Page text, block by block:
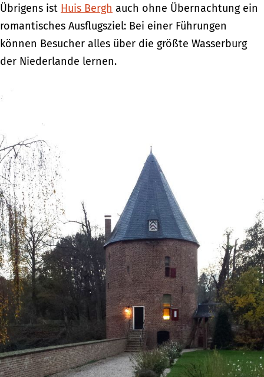
Übrigens ist Huis Bergh auch ohne Übernachtung ein
romantisches Ausflugsziel: Bei einer Führungen
können Besucher alles über die größte Wasserburg
der Niederlande lernen.